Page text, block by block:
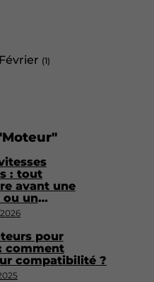
Février (1)
: tout
avant une
ou un
pour
comment
compatibilité ?